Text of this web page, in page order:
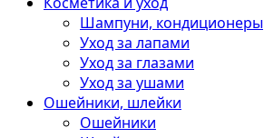
Шампуни, кондиционеры
Уход за лапами
Уход за глазами
Уход за ушами
Ошейники, шлейки
Ошейники